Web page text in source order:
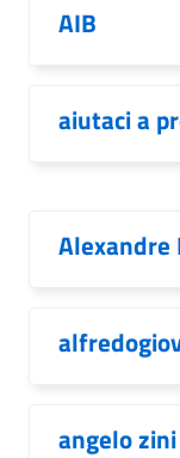
AIB
aiutaci a
Alexandre
angelo zini